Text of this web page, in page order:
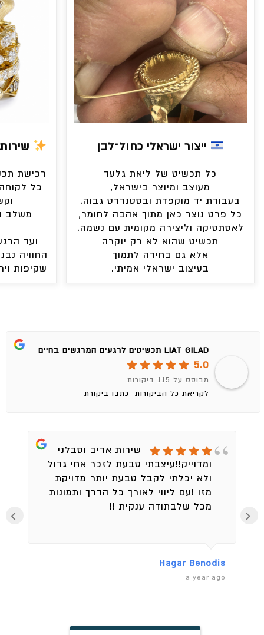
ייצור ישראלי כחול־לבן
כל תכשיט של ליאת גלעד
מעוצב ומיוצר בישראל,
בעבודת יד מוקפדת ובסטנדרט גבוה.
כל פרט נוצר כאן מתוך אהבה לחומר,
לאסתטיקה וליצירה מקומית עם נשמה.
תכשיט שהוא לא רק יוקרה
אלא גם בחירה לתמוך
בעיצוב ישראלי אמיתי.
רכישת
כל
משלב
ועד
החוויה
שקיפות
LIAT GILAD תכשיטים לרגעים המרגשים בחיים
5.0
מבוסס על 115 ביקורות
לקריאת כל הביקורות
כתבו ביקורת
שירות אדיב וסבלני
ומדוייק!!עיצבתי טבעת לזכר אחי גדול
ולא יכלתי לקבל טבעת יותר מדויקת
מזו !עם ליווי לאורך כל הדרך ותמונות
מכל שלבתודה ענקית !!
Hagar Benodis
a year ago
‹
›